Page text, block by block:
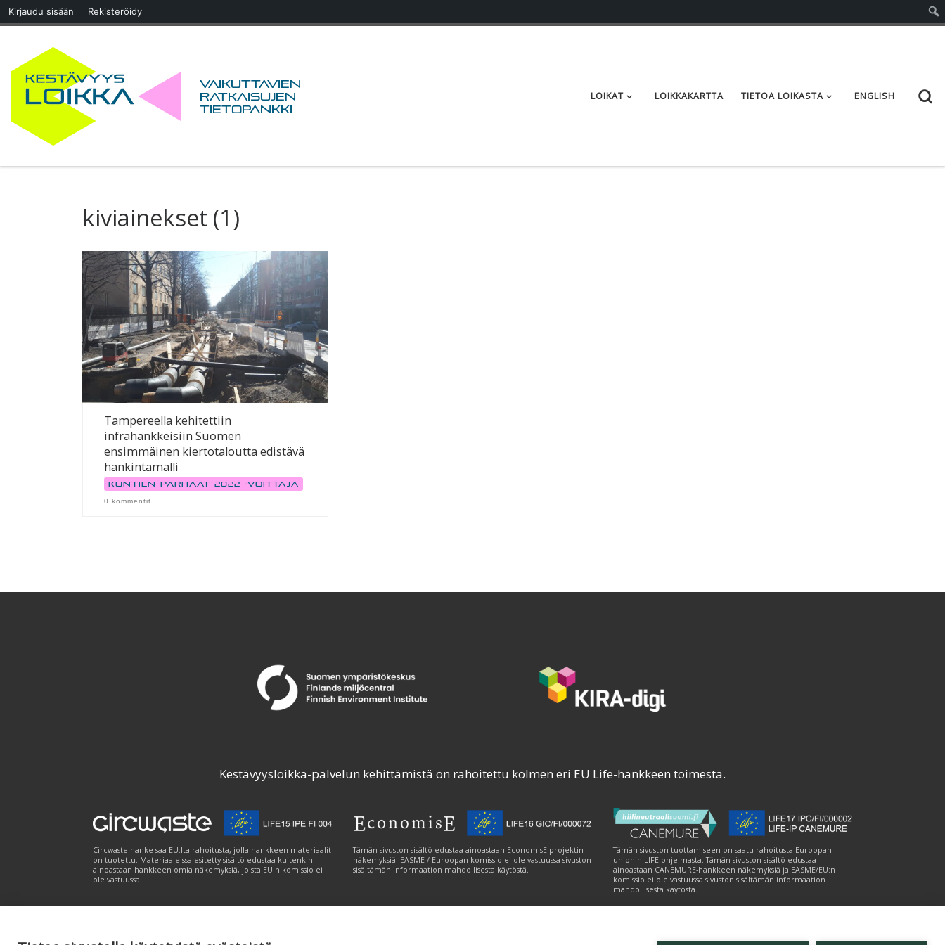
Kirjaudu sisään Rekisteröidy
Skip to content
Vaikuttavien
ratkaisujen
tietopankki
LOIKAT LOIKKAKARTTA TIETOA LOIKASTA ENGLISH
kiviainekset (1)
Tampereella kehitettiin
infrahankkeisiin Suomen
ensimmäinen kiertotaloutta edistävä
hankintamalli
Kuntien parhaat 2022 -voittaja
0 kommentit
Kestävyysloikka-palvelun kehittämistä on rahoitettu kolmen eri EU Life-hankkeen toimesta.
Circwaste-hanke saa EU:lta rahoitusta, jolla hankkeen materiaalit
on tuotettu. Materiaaleissa esitetty sisältö edustaa kuitenkin
ainoastaan hankkeen omia näkemyksiä, joista EU:n komissio ei
ole vastuussa.
Tämän sivuston sisältö edustaa ainoastaan EconomisE-projektin
näkemyksiä. EASME / Euroopan komissio ei ole vastuussa sivuston
sisältämän informaation mahdollisesta käytöstä.
Tämän sivuston tuottamiseen on saatu rahoitusta Euroopan
unionin LIFE-ohjelmasta. Tämän sivuston sisältö edustaa
ainoastaan CANEMURE-hankkeen näkemyksiä ja EASME/EU:n
komissio ei ole vastuussa sivuston sisältämän informaation
mahdollisesta käytöstä.